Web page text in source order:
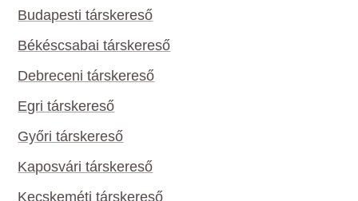
Budapesti társkereső
Békéscsabai társkereső
Debreceni társkereső
Egri társkereső
Győri társkereső
Kaposvári társkereső
Kecskeméti társkereső